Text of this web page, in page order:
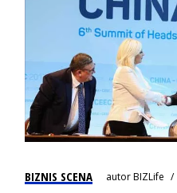
BIZNIS SCENA autorBIZLife